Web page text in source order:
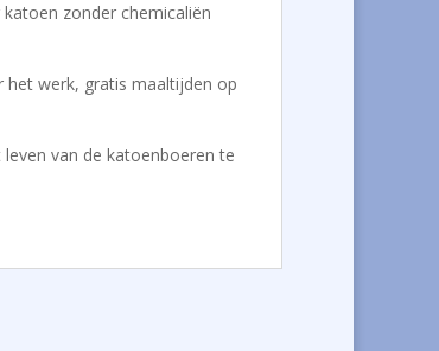
zonder chemicaliën
het werk, gratis maaltijden op
van de katoenboeren te